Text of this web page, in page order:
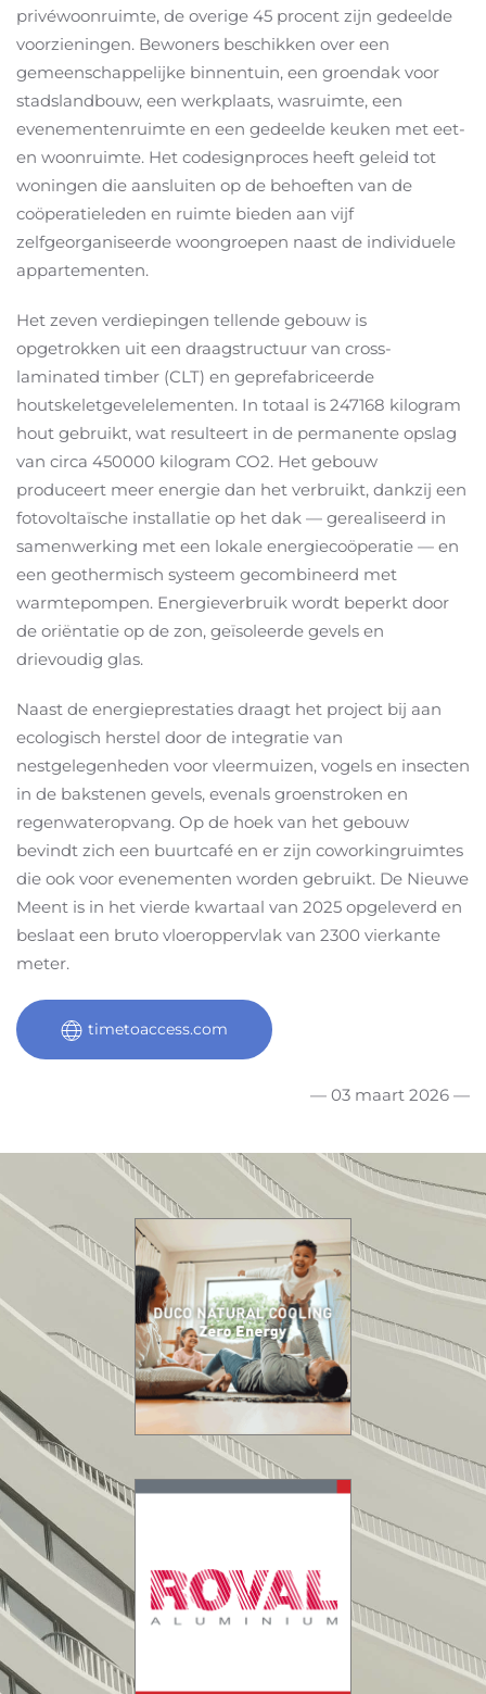
privéwoonruimte, de overige 45 procent zijn gedeelde
voorzieningen. Bewoners beschikken over een
gemeenschappelijke binnentuin, een groendak voor
stadslandbouw, een werkplaats, wasruimte, een
evenementenruimte en een gedeelde keuken met eet-
en woonruimte. Het codesignproces heeft geleid tot
woningen die aansluiten op de behoeften van de
coöperatieleden en ruimte bieden aan vijf
zelfgeorganiseerde woongroepen naast de individuele
appartementen.
Het zeven verdiepingen tellende gebouw is
opgetrokken uit een draagstructuur van cross-
laminated timber (CLT) en geprefabriceerde
houtskeletgevelelementen. In totaal is 247168 kilogram
hout gebruikt, wat resulteert in de permanente opslag
van circa 450000 kilogram CO2. Het gebouw
produceert meer energie dan het verbruikt, dankzij een
fotovoltaïsche installatie op het dak — gerealiseerd in
samenwerking met een lokale energiecoöperatie — en
een geothermisch systeem gecombineerd met
warmtepompen. Energieverbruik wordt beperkt door
de oriëntatie op de zon, geïsoleerde gevels en
drievoudig glas.
Naast de energieprestaties draagt het project bij aan
ecologisch herstel door de integratie van
nestgelegenheden voor vleermuizen, vogels en insecten
in de bakstenen gevels, evenals groenstroken en
regenwateropvang. Op de hoek van het gebouw
bevindt zich een buurtcafé en er zijn coworkingruimtes
die ook voor evenementen worden gebruikt. De Nieuwe
Meent is in het vierde kwartaal van 2025 opgeleverd en
beslaat een bruto vloeroppervlak van 2300 vierkante
meter.
timetoaccess.com
— 03 maart 2026 —